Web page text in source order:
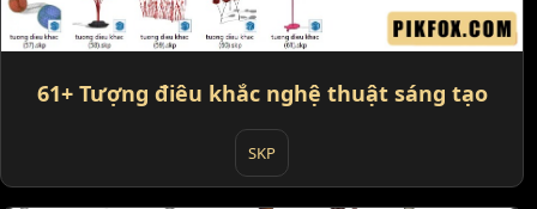
61+ Tượng điêu khắc nghệ thuật sáng tạo
SKP